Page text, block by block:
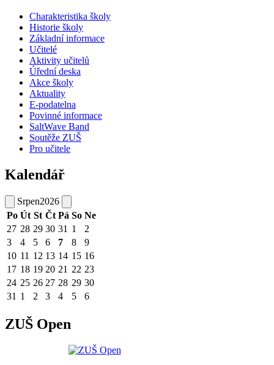
Charakteristika školy
Historie školy
Základní informace
Učitelé
Aktivity učitelů
Úřední deska
Akce školy
Aktuality
E-podatelna
Povinné informace
SaltWave Band
Soutěže ZUŠ
Pro učitele
Kalendář
Srpen2026
Po Út St Čt Pá So Ne
27 28 29 30 31 1
2
3
4 5 6 7 8
9
10 11 12 13 14 15 16
17 18 19 20 21 22 23
24 25 26 27 28 29 30
31 1 2 3 4 5 6
ZUŠ Open